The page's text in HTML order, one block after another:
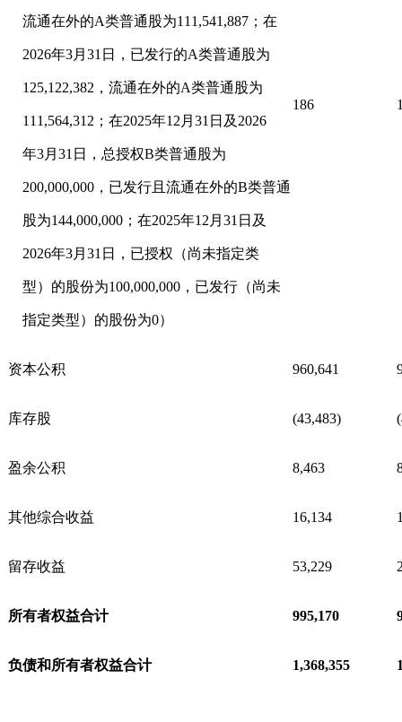
流通在外的A类普通股为111,541,887；在
2026年3月31日，已发行的A类普通股为
125,122,382，流通在外的A类普通股为
111,564,312；在2025年12月31日及2026
年3月31日，总授权B类普通股为
200,000,000，已发行且流通在外的B类普通
股为144,000,000；在2025年12月31日及
2026年3月31日，已授权（尚未指定类
型）的股份为100,000,000，已发行（尚未
指定类型）的股份为0）
186
资本公积 960,641
库存股 (43,483)
盈余公积 8,463
其他综合收益 16,134
留存收益 53,229
所有者权益合计 995,170
负债和所有者权益合计 1,368,355